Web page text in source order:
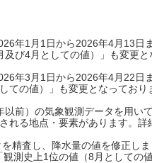
年1月1日から2026年4月13日
び4月としての値）」も変更と
年3月1日から2026年4月22日
の値）」も変更となってお
前）の気象観測データを用い
れる地点・要素があります。詳
精査し、降水量の値を修正し
測史上1位の値（8月としての